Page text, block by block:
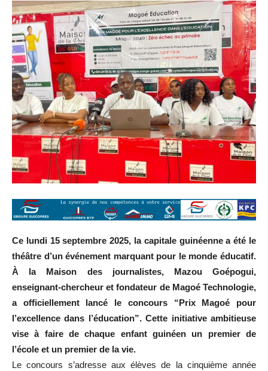
Ce lundi 15 septembre 2025, la capitale guinéenne a été le
théâtre d’un événement marquant pour le monde éducatif.
À la Maison des journalistes, Mazou Goépogui,
enseignant-chercheur et fondateur de Magoé Technologie,
a officiellement lancé le concours “Prix Magoé pour
l’excellence dans l’éducation”. Cette initiative ambitieuse
vise à faire de chaque enfant guinéen un premier de
l’école et un premier de la vie.
Le concours s’adresse aux élèves de la cinquième année